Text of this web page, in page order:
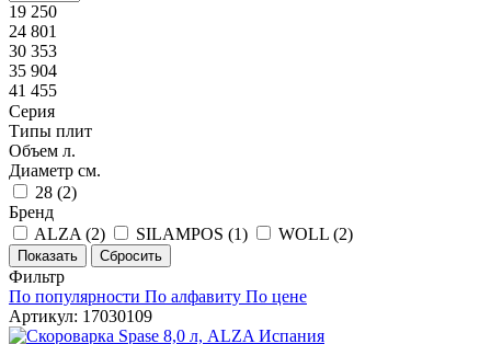
19 250
24 801
30 353
35 904
41 455
Серия
Типы плит
Объем л.
Диаметр см.
28 (2)
Бренд
ALZA (2) SILAMPOS (1) WOLL (2)
Фильтр
По популярности По алфавиту По цене
Артикул: 17030109